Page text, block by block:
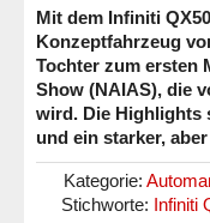
Mit dem Infiniti
Konzeptfahrzeug
Tochter zum ersten
Show (NAIAS), die
wird. Die Highlights
und ein starker,
Kategorie:
Stichworte: Infiniti